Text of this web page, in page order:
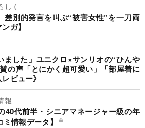
しく
差別的発言を叫ぶ“被害女性”を一刀両
ガ】
ました」ユニクロ×サンリオの“ひんや
の声「とにかく超可愛い」「部屋着に
ビュー》
報
40代前半・シニアマネージャー級の年
情報データ】